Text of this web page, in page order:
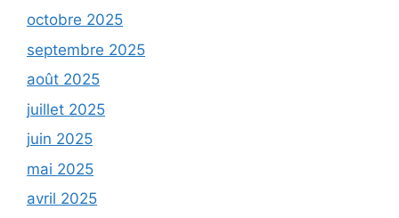
octobre 2025
septembre 2025
août 2025
juillet 2025
juin 2025
mai 2025
avril 2025